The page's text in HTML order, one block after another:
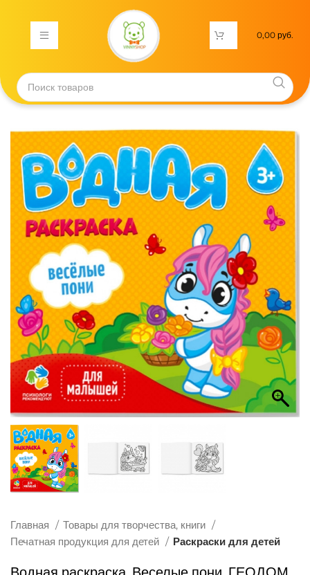
0,00 руб.
Главная
Товары для творчества, книги
Печатная продукция для детей
Раскраски для детей